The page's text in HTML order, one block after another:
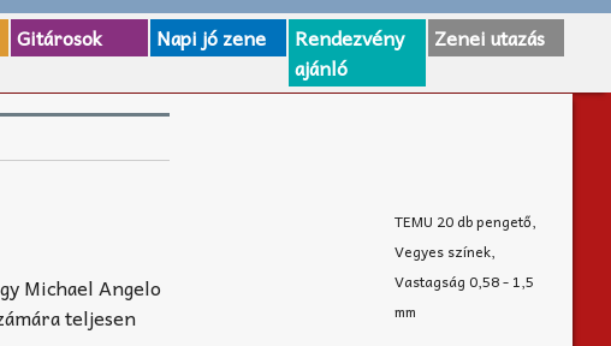
Gitárosok Napi jó zene
Rendezvény
ajánló
Zenei utazás
Michael Angelo
teljesen
TEMU 20 db pengető,
Vegyes színek,
Vastagság 0,58 - 1,5
mm